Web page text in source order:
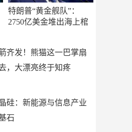
特朗普“黄金舰队”：
2750亿美金堆出海上棺
齐发！熊猫这一巴掌扇
，大漂亮终于知疼
硅：新能源与信息产业
石